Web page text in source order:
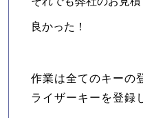
良かった！
作業は全てのキーの
ライザーキーを登録